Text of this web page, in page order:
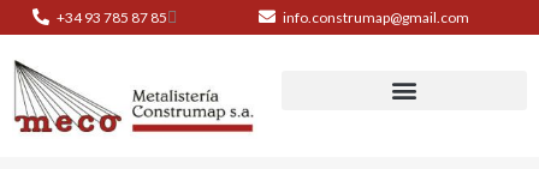
+34 93 785 87 85 info.construmap@gmail.com